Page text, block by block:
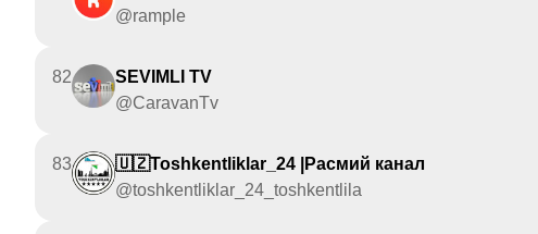
@rample
82
SEVIMLI TV
@CaravanTv
83
🇺🇿Toshkentliklar_24 |Расмий канал
@toshkentliklar_24_toshkentlila